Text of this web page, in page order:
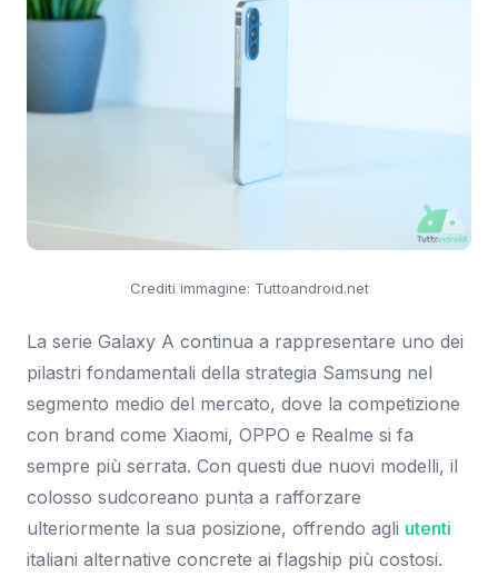
Crediti immagine: Tuttoandroid.net
La serie Galaxy A continua a rappresentare uno dei
pilastri fondamentali della strategia Samsung nel
segmento medio del mercato, dove la competizione
con brand come Xiaomi, OPPO e Realme si fa
sempre più serrata. Con questi due nuovi modelli, il
colosso sudcoreano punta a rafforzare
ulteriormente la sua posizione, offrendo agli utenti
italiani alternative concrete ai flagship più costosi.